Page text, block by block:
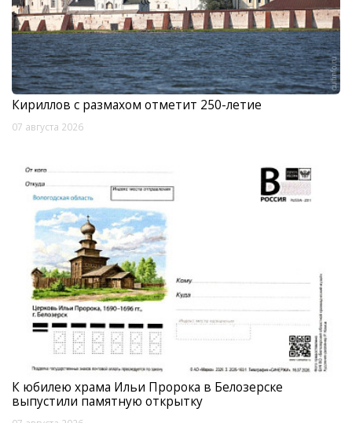
Кириллов с размахом отметит 250-летие
07 августа 2026
К юбилею храма Ильи Пророка в Белозерске
выпустили памятную открытку